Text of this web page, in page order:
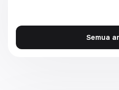
Semua